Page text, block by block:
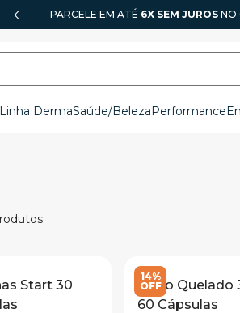
USE O CUPOM GFARMAE GANHE 10% OFF
PARCELE EM ATÉ 6X SEM JUROS NO
Linha DermaSaúde/BelezaPerformance
Start 30
14%
OFF
Zinco Quelado
60 Cápsulas